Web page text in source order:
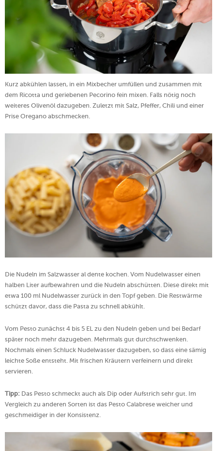
Kurz abkühlen lassen, in ein Mixbecher umfüllen und zusammen mit
dem Ricotta und geriebenen Pecorino fein mixen. Falls nötig noch
weiteres Olivenöl dazugeben. Zuletzt mit Salz, Pfeffer, Chili und einer
Prise Oregano abschmecken.
Die Nudeln im Salzwasser al dente kochen. Vom Nudelwasser einen
halben Liter aufbewahren und die Nudeln abschütten. Diese direkt mit
etwa 100 ml Nudelwasser zurück in den Topf geben. Die Restwärme
schützt davor, dass die Pasta zu schnell abkühlt.
Vom Pesto zunächst 4 bis 5 EL zu den Nudeln geben und bei Bedarf
später noch mehr dazugeben. Mehrmals gut durchschwenken.
Nochmals einen Schluck Nudelwasser dazugeben, so dass eine sämig
leichte Soße entsteht. Mit frischen Kräutern verfeinern und direkt
servieren.
Tipp: Das Pesto schmeckt auch als Dip oder Aufstrich sehr gut. Im
Vergleich zu anderen Sorten ist das Pesto Calabrese weicher und
geschmeidiger in der Konsistenz.